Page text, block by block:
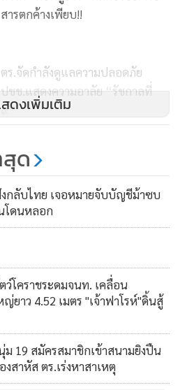
สารตกค้างเพียบ!!
ตร.จัดกำลังดูแลความปลอดภัย
ปชช.แสดงความอาลัย “รัชกาลที่
๙”
ชัยนาท ปัดผลิตปลาร้ามีซากงูปะปน
สสจ.ลงตรวจแหล่งผลิตพบยังไม่ได้
ขออนุญาต
ดงเพิ่มเติม
ด
งกลับไทย เจอหมายจับบัญชีม้าซบ
โดนหลอก
โคราชระดมจนท. เคลื่อน
ยาว 4.52 เมตร "เจ้าฟาโรห์"ดิ้นสู้
ม 19 สมัครสมาชิกเข้าสนามยิงปืน
สาหัส ตร.เร่งหาสาเหตุ